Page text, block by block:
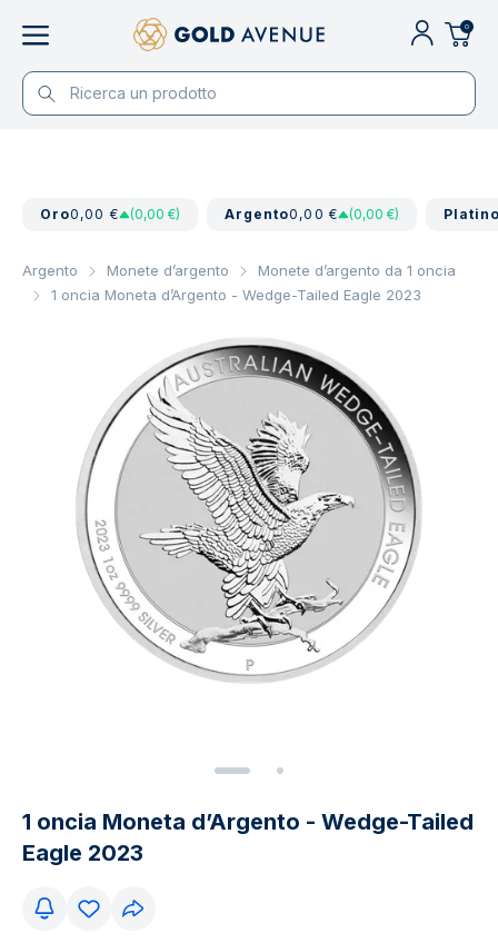
0
Oro0,00 € (0,00 €) Argento0,00 € (0,00 €)
Argento Monete d’argento
Monete d’argento da 1 oncia
1 oncia Moneta d’Argento - Wedge-Tailed Eagle 2023
1 oncia Moneta d’Argento - Wedge-Tailed
Eagle 2023